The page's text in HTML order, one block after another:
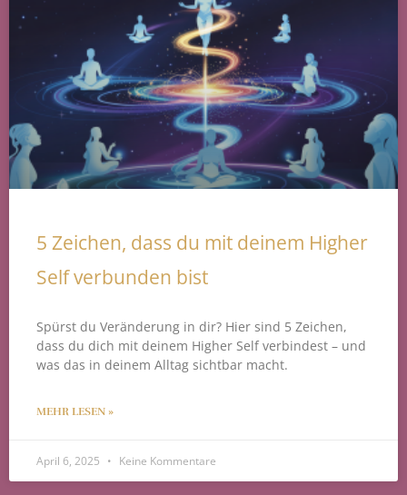
5 Zeichen, dass du mit deinem Higher
Self verbunden bist
Spürst du Veränderung in dir? Hier sind 5 Zeichen,
dass du dich mit deinem Higher Self verbindest – und
was das in deinem Alltag sichtbar macht.
MEHR LESEN »
April 6, 2025 Keine Kommentare